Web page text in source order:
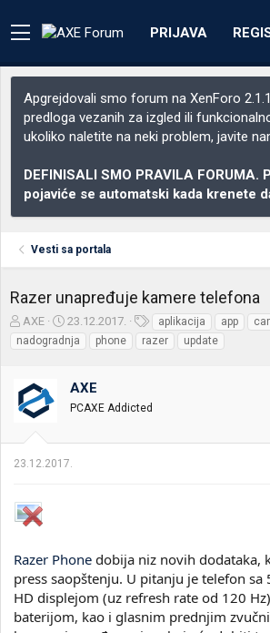
PRIJAVA
Apgrejdovali smo forum na XenForo
predloga vezanih za izgled ili
ukoliko naletite na neki problem, javite
DEFINISALI SMO PRAVILA FORUMA.
pojaviće se automatski kada krenete
Vesti sa portala
Razer unapređuje kamere telefona
Z
a
č
t
n
e
e
AXE
D
a
t
m
p
e
23.12.2017.
z
n
e
aplikacija app
nadogradnja
phone razer update
AXE
PCAXE Addicted
23.12.2017.
Razer Phone dobija niz novih dodataka,
press saopštenju. U pitanju je telefon sa
HD displejom (uz refresh rate od 120
baterijom, kao i glasnim prednjim